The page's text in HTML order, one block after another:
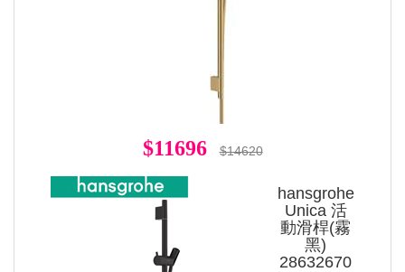
$11696 $14620
hansgrohe
Unica 活
動滑桿(霧
黑)
28632670